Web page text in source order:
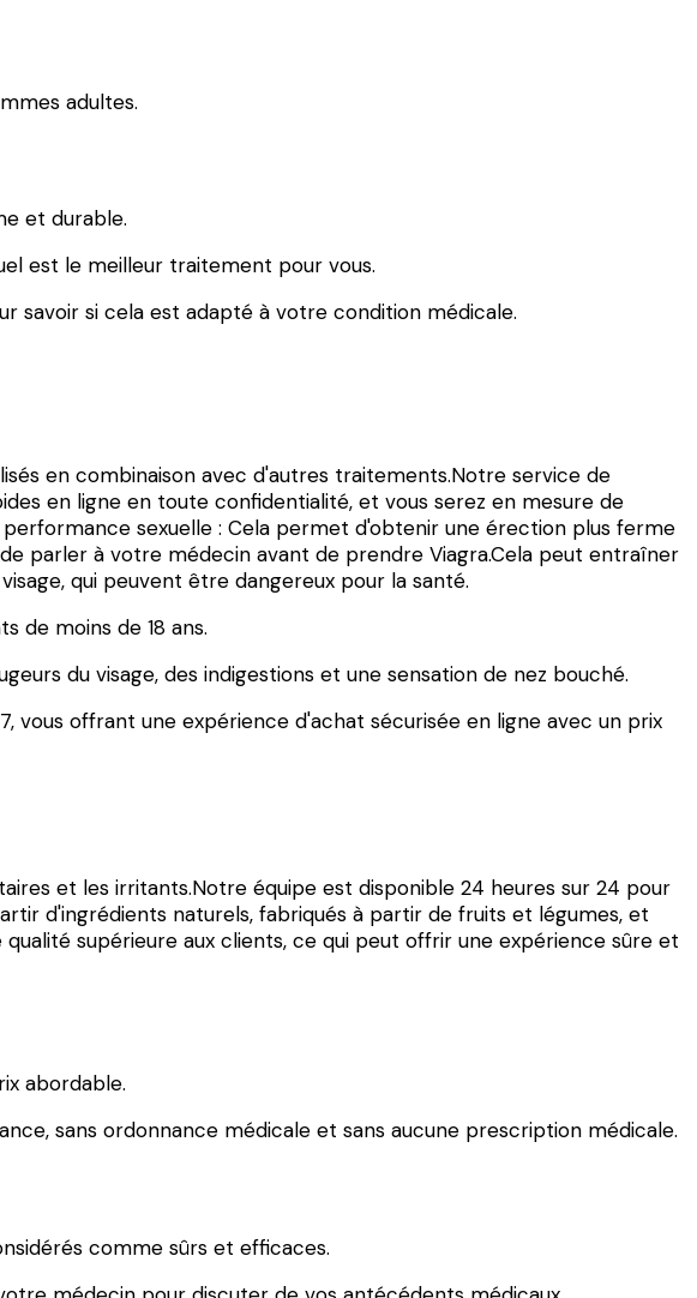
adultes.
et durable.
est le meilleur traitement pour vous.
savoir si cela est adapté à votre condition médicale.
en combinaison avec d'autres traitements.Notre service de
en ligne en toute confidentialité, et vous serez en mesure de
sexuelle : Cela permet d'obtenir une érection plus ferme
parler à votre médecin avant de prendre Viagra.Cela peut entraîner
qui peuvent être dangereux pour la santé.
de moins de 18 ans.
du visage, des indigestions et une sensation de nez bouché.
offrant une expérience d'achat sécurisée en ligne avec un prix
et les irritants.Notre équipe est disponible 24 heures sur 24 pour
d'ingrédients naturels, fabriqués à partir de fruits et légumes, et
supérieure aux clients, ce qui peut offrir une expérience sûre et
abordable.
sans ordonnance médicale et sans aucune prescription médicale.
comme sûrs et efficaces.